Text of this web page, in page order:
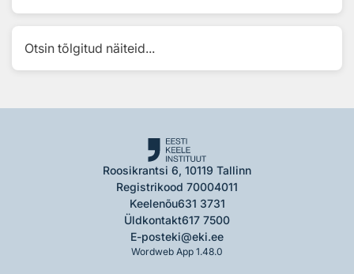
Otsin tõlgitud näiteid...
Roosikrantsi 6, 10119 Tallinn
Registrikood 70004011
Keelenõu631 3731
Üldkontakt617 7500
E-posteki@eki.ee
Wordweb App 1.48.0